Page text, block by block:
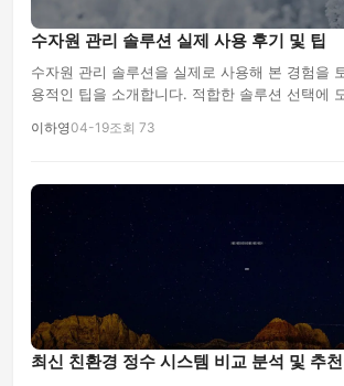
수자원 관리 솔루션 실제 사용 후기 및 팁
수자원 관리 솔루션을 실제로 사용해 본 경험을
용적인 팁을 소개합니다. 적합한 솔루션 선택에
이하영04-19조회 73
최신 친환경 정수 시스템 비교 분석 및 추천